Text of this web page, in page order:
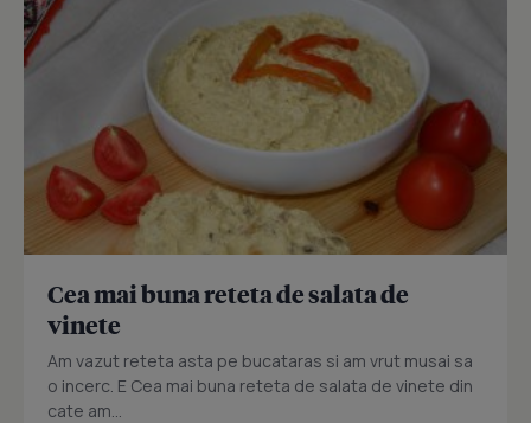
Cea mai buna reteta de salata de
vinete
Am vazut reteta asta pe bucataras si am vrut musai sa
o incerc. E Cea mai buna reteta de salata de vinete din
cate am...